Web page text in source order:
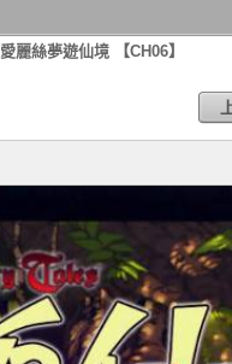
愛麗絲夢遊仙境 【CH06】